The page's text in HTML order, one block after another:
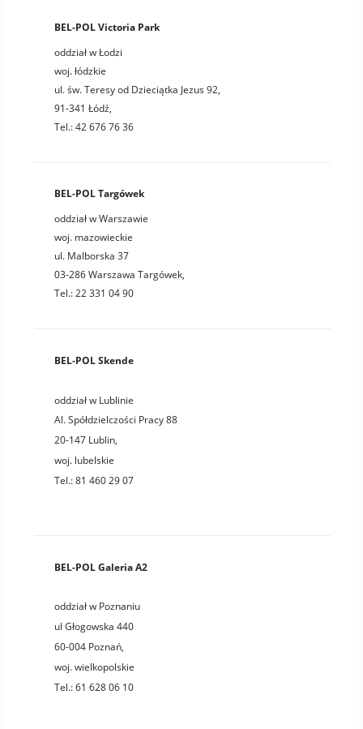
BEL-POL Victoria Park
oddział w Łodzi
woj. łódzkie
ul. św. Teresy od Dzieciątka Jezus 92,
91-341 Łódź,
Tel.: 42 676 76 36
BEL-POL Targówek
oddział w Warszawie
woj. mazowieckie
ul. Malborska 37
03-286 Warszawa Targówek,
Tel.: 22 331 04 90
BEL-POL Skende
oddział w Lublinie
Al. Spółdzielczości Pracy 88
20-147 Lublin,
woj. lubelskie
Tel.:81 460 29 07
BEL-POL Galeria A2
oddział w Poznaniu
ul Głogowska 440
60-004 Poznań,
woj.wielkopolskie
Tel.:61 628 06 10